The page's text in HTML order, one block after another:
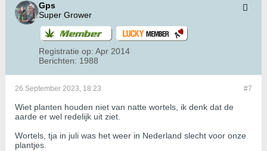
Gps
Super Grower
Registratie op: Apr 2014
Berichten: 1988
#7
26 September 2023, 18:23
Wiet planten houden niet van natte wortels, ik denk dat de
aarde er wel redelijk uit ziet.
Wortels, tja in juli was het weer in Nederland slecht voor onze
plantjes.